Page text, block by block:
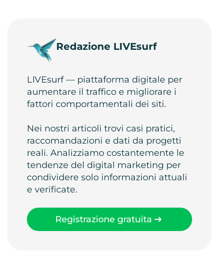
Redazione LIVEsurf
LIVEsurf — piattaforma digitale per
aumentare il traffico e migliorare i
fattori comportamentali dei siti.
Nei nostri articoli trovi casi pratici,
raccomandazioni e dati da progetti
reali. Analizziamo costantemente le
tendenze del digital marketing per
condividere solo informazioni attuali
e verificate.
Registrazione gratuita